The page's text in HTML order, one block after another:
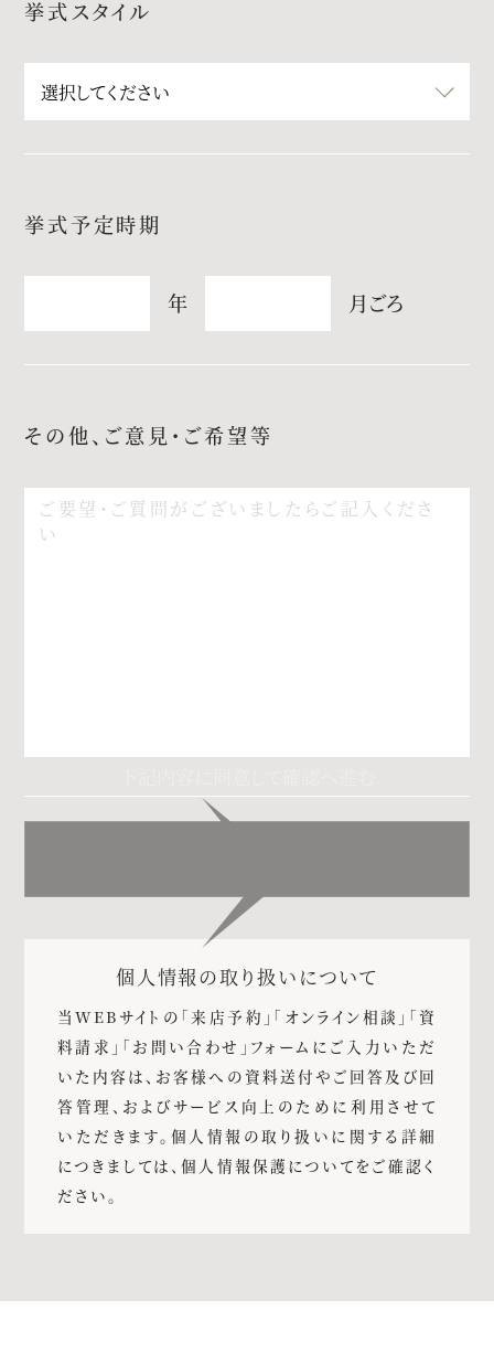
挙式スタイル
挙式予定時期
年 月ごろ
その他、ご意見・ご希望等
個人情報の取り扱いについて
当WEBサイトの「来店予約」「オンライン相談」「資
料請求」「お問い合わせ」フォームにご入力いただ
いた内容は、お客様への資料送付やご回答及び回
答管理、およびサービス向上のために利用させて
いただきます。個人情報の取り扱いに関する詳細
につきましては、個人情報保護についてをご確認く
ださい。